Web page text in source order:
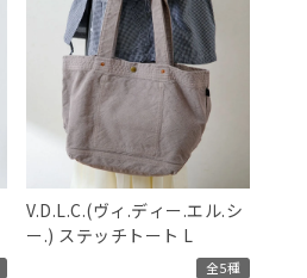
V.D.L.C.(ヴィ.ディー.エル.シ
ー.) ステッチトート L
全5種